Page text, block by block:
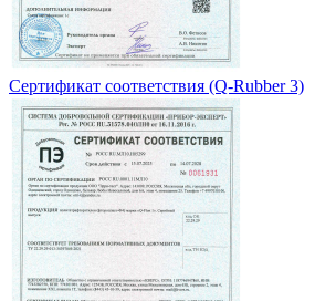
Сертификат соответствия (Q-Rubber 3)